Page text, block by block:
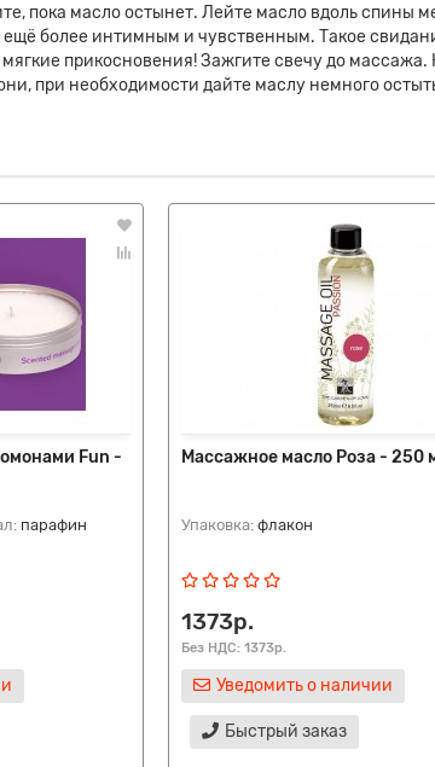
пока масло остынет. Лейте масло вдоль спины
более интимным и чувственным. Такое
прикосновения! Зажгите свечу до массажа.
при необходимости дайте маслу немного
Fun -
парафин
Массажное масло Роза - 250
Упаковка: флакон
1373р.
Без НДС: 1373р.
Уведомить о наличии
Быстрый заказ